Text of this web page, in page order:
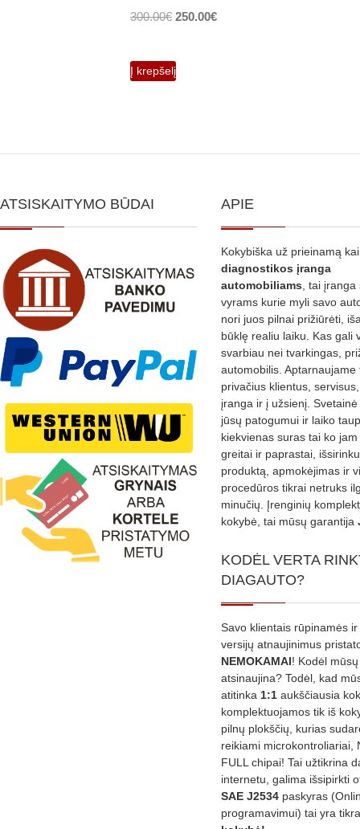
300.00€ Original
was:
300.00€.
250.00€Current
Į krepšelį
ATSISKAITYMO BŪDAI APIE
Kokybiška už prieinamą
diagnostikos įranga
automobiliams , tai
vyrams kurie myli savo
nori juos pilnai prižiūrėti,
būklę realiu laiku. Kas gali
svarbiau nei tvarkingas,
automobilis. Aptarnaujame
privačius klientus,
įranga ir į užsienį.
jūsų patogumui ir laiko
kiekvienas suras tai ko
greitai ir paprastai,
produktą, apmokėjimas ir
procedūros tikrai netruks
minučių. Įrenginių
kokybė, tai mūsų garantija
KODĖL VERTA
DIAGAUTO?
Savo klientais rūpinamės
versijų atnaujinimus
NEMOKAMAI! Kodėl
atsinaujina? Todėl, kad
atitinka 1:1 aukščiausia
komplektuojamos tik iš
pilnų plokščių, kurias
reikiami microkontroliariai,
FULL chipai! Tai užtikrina
internetu, galima išsipirkti
SAE J2534 paskyras
programavimui) tai yra